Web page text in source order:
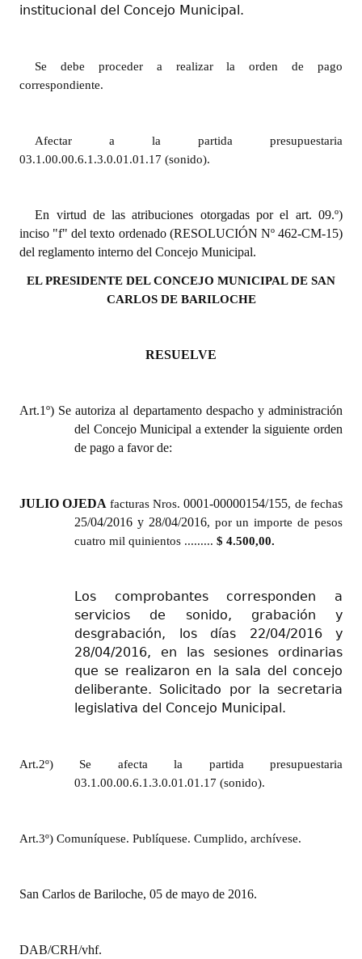
Datos Históricos
Audiencias Públicas - Registro
Banca del Vecino - Registro
Huéspedes de Honor - Registro
Antiguos Pobladores - Registro
Bariloche, Municipio intercultural
REFORMA DE LA CARTA ORGÁNICA
institucional del Concejo Municipal.
Se debe proceder a realizar la orden de pago
correspondiente.
Afectar a la partida presupuestaria
03.1.00.00.6.1.3.0.01.01.17 (sonido).
En virtud de las atribuciones otorgadas por el art. 09.º)
inciso "f" del texto ordenado (RESOLUCIÓN Nº 462-CM-15)
del reglamento interno del Concejo Municipal.
EL PRESIDENTE DEL CONCEJO MUNICIPAL DE SAN
CARLOS DE BARILOCHE
RESUELVE
Art.1º) Se autorizaal departamento despacho y administración
del Concejo Municipal a extender la siguiente orden
de pago a favor de:
JULIO OJEDA facturas Nros.0001-00000154/155, de fechas
25/04/2016 y 28/04/2016, por un importe de pesos
cuatro mil quinientos .........$ 4.500,00.
Los comprobantes corresponden a
servicios de sonido, grabación y
desgrabación, los días 22/04/2016 y
28/04/2016, en las sesiones ordinarias
que se realizaron en la sala del concejo
deliberante. Solicitado por la secretaria
legislativa del Concejo Municipal.
Art.2º) Se afecta la partida presupuestaria
03.1.00.00.6.1.3.0.01.01.17 (sonido).
Art.3º) Comuníquese. Publíquese. Cumplido, archívese.
San Carlos de Bariloche, 05 de mayo de 2016.
DAB/CRH/vhf.